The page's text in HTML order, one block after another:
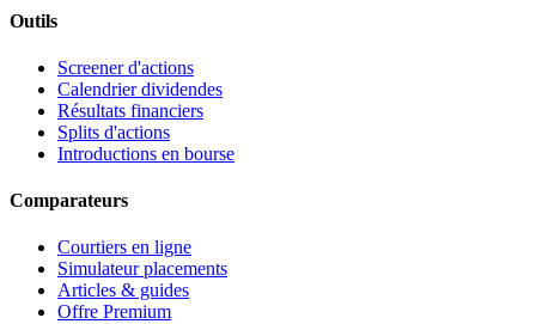
Outils
Screener d'actions
Calendrier dividendes
Résultats financiers
Splits d'actions
Introductions en bourse
Comparateurs
Courtiers en ligne
Simulateur placements
Articles & guides
Offre Premium